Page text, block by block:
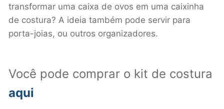
transformar uma caixa de ovos em uma caixinha
de costura? A ideia também pode servir para
porta-joias, ou outros organizadores.
Você pode comprar o kit de costura
aqui